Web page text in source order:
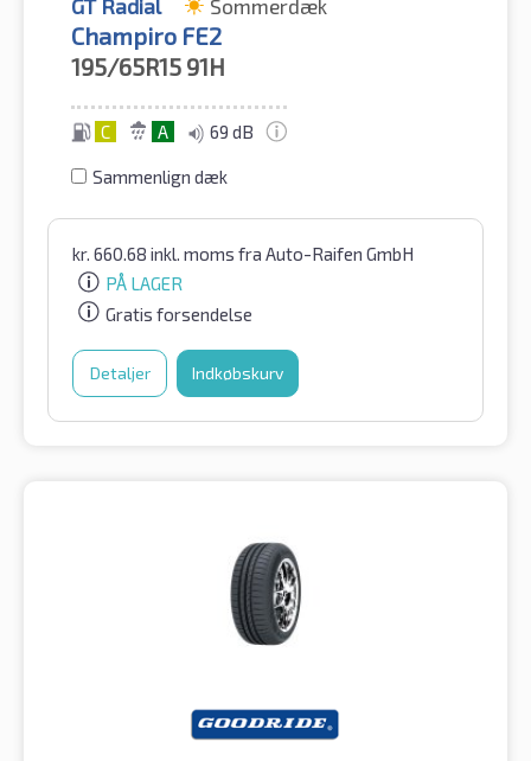
GT Radial Sommerdæk
Champiro FE2
195/65R15 91H
C A 69 dB
Sammenlign dæk
kr. 660.68 inkl. moms fra Auto-Raifen GmbH
PÅ LAGER
Gratis forsendelse
Detaljer Indkøbskurv